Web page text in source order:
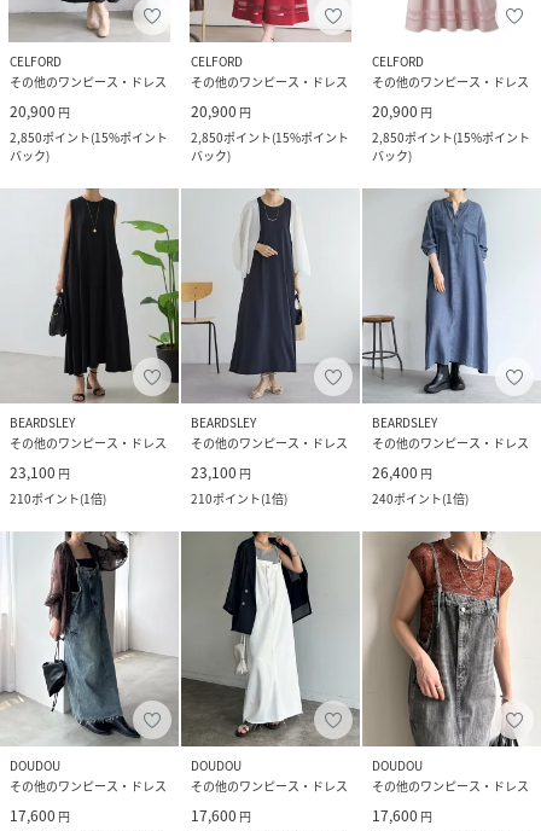
CELFORD
その他のワンピース・ドレス
20,900 円
2,850ポイント(15%ポイント
バック)
CELFORD
その他のワンピース・ドレス
20,900 円
2,850ポイント(15%ポイント
バック)
CELFORD
その他のワンピース・ドレス
20,900 円
2,850ポイント(15%ポイント
バック)
BEARDSLEY
その他のワンピース・ドレス
23,100 円
210ポイント(1倍)
BEARDSLEY
その他のワンピース・ドレス
23,100 円
210ポイント(1倍)
BEARDSLEY
その他のワンピース・ドレス
26,400 円
240ポイント(1倍)
DOUDOU
その他のワンピース・ドレス
17,600 円
DOUDOU
その他のワンピース・ドレス
17,600 円
DOUDOU
その他のワンピース・ドレス
17,600 円